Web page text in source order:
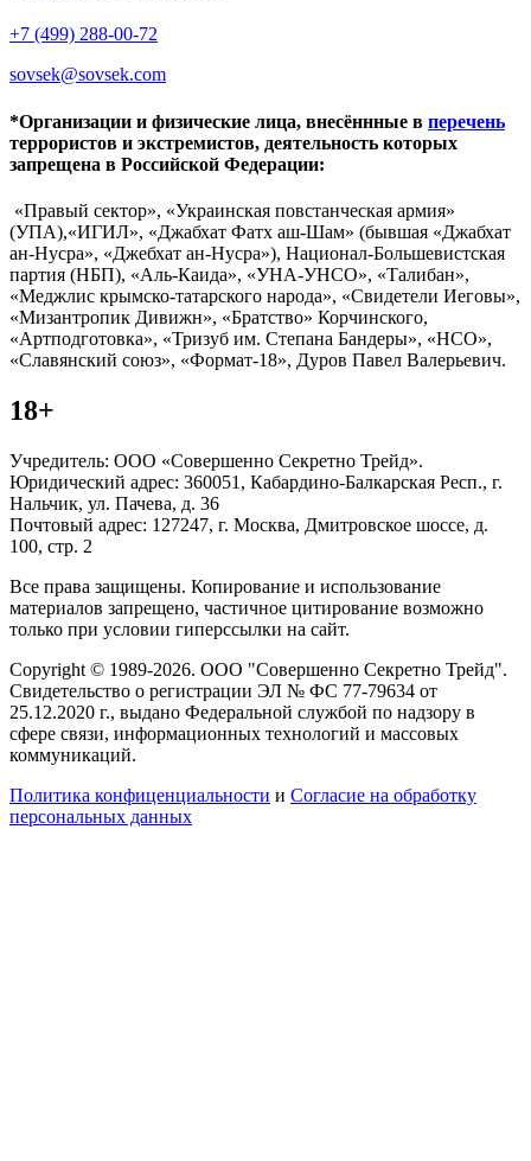
+7 (499) 288-00-72
sovsek@sovsek.com
*Организации и физические лица, внесённные в перечень
террористов и экстремистов, деятельность которых
запрещена в Российской Федерации:
«Правый сектор», «Украинская повстанческая армия»
(УПА),«ИГИЛ», «Джабхат Фатх аш-Шам» (бывшая «Джабхат
ан-Нусра», «Джебхат ан-Нусра»), Национал-Большевистская
партия (НБП), «Аль-Каида», «УНА-УНСО», «Талибан»,
«Меджлис крымско-татарского народа», «Свидетели Иеговы»,
«Мизантропик Дивижн», «Братство» Корчинского,
«Артподготовка», «Тризуб им. Степана Бандеры», «НСО»,
«Славянский союз», «Формат-18», Дуров Павел Валерьевич.
18+
Учредитель: ООО «Совершенно Секретно Трейд».
Юридический адрес: 360051, Кабардино-Балкарская Респ., г.
Нальчик, ул. Пачева, д. 36
Почтовый адрес: 127247, г. Москва, Дмитровское шоссе, д.
100, стр. 2
Все права защищены. Копирование и использование
материалов запрещено, частичное цитирование возможно
только при условии гиперссылки на сайт.
Copyright © 1989-2026. ООО "Совершенно Секретно Трейд".
Свидетельство о регистрации ЭЛ № ФС 77-79634 от
25.12.2020 г., выдано Федеральной службой по надзору в
сфере связи, информационных технологий и массовых
коммуникаций.
Политика конфиценциальности и Согласие на обработку
персональных данных